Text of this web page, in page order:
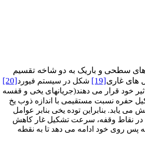
سطحی و باریک به دو شاخه تقسیم
های غاری[19] شکل در سیستم فیورد[20]
خود قرار می دهند(جریانهای یخی و قفسه
حفره نسبت مستقیمی با اندازه ذوب یخ
یابد. بنابراین توده یخی بنابر عوامل
در نقاط وقفه، سرعت تشکیل غار کاهش
پس روی خود ادامه می دهد تا به نقطه